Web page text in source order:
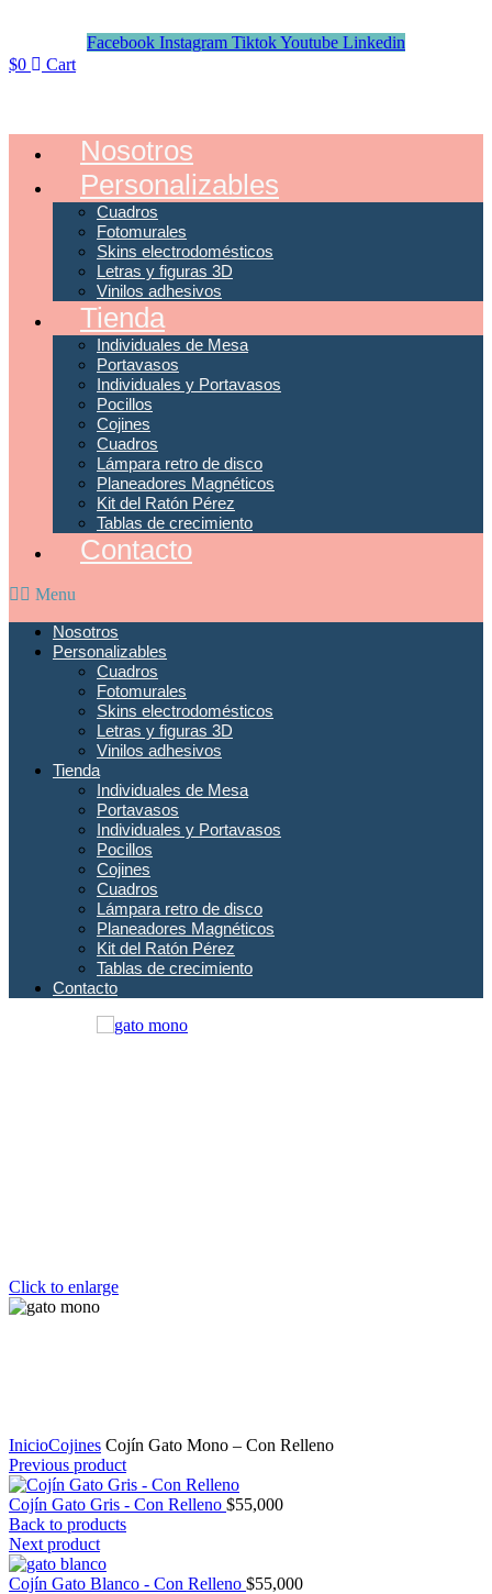
Facebook Instagram TiktokYoutube Linkedin
$0 Cart
Nosotros
Personalizables
Cuadros
Fotomurales
Skins electrodomésticos
Letras y figuras 3D
Vinilos adhesivos
Tienda
Individuales de Mesa
Portavasos
Individuales y Portavasos
Pocillos
Cojines
Cuadros
Lámpara retro de disco
Planeadores Magnéticos
Kit del Ratón Pérez
Tablas de crecimiento
Contacto
Menu
Nosotros
Personalizables
Cuadros
Fotomurales
Skins electrodomésticos
Letras y figuras 3D
Vinilos adhesivos
Tienda
Individuales de Mesa
Portavasos
Individuales y Portavasos
Pocillos
Cojines
Cuadros
Lámpara retro de disco
Planeadores Magnéticos
Kit del Ratón Pérez
Tablas de crecimiento
Contacto
Click to enlarge
InicioCojines Cojín Gato Mono – Con Relleno
Previous product
Cojín Gato Gris - Con Relleno $55,000
Back to products
Next product
Cojín Gato Blanco - Con Relleno $55,000